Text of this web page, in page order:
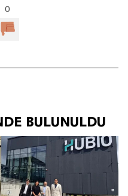
0
BULUNULDU